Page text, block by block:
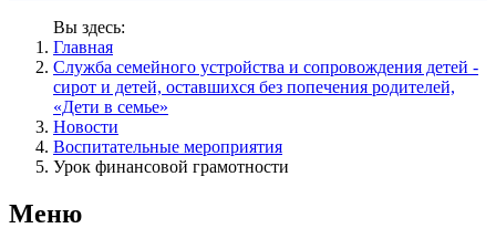
Вы здесь:
Главная
Служба семейного устройства и сопровождения детей -
сирот и детей, оставшихся без попечения родителей,
«Дети в семье»
Новости
Воспитательные мероприятия
Урок финансовой грамотности
Меню